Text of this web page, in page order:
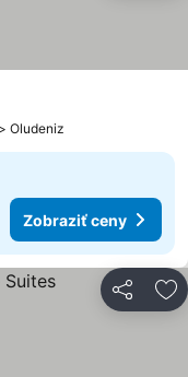
Oludeniz
Zobraziť ceny
Zdieľať